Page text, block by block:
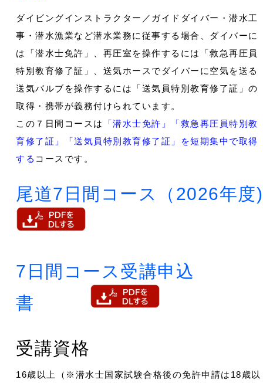
ダイビングインストラクター／ガイドダイバー・潜水工
事・潜水漁業など潜水業務に従事する場合、ダイバーに
は「潜水士免許」、再圧室を操作するには「救急再圧員
特別教育修了証」、送気ホースでダイバーに空気を送る
送気バルブを操作するには「送気員特別教育修了証」の
取得・携帯が義務付けられています。
この７日間コースは
「潜水士免許」「救急再圧員特別教
育修了証」「送気員特別教育修了証」を短期集中で取得
する コースです。
尾道7日間コース（2026年度)
7日間コース受講申込
書
受講資格
16歳以上（※潜水士国家試験合格後の免許申請は18歳以